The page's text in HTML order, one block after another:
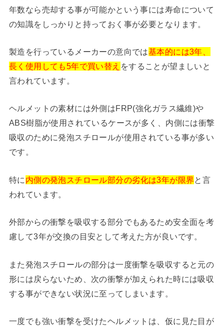
年数なら売却する事が可能かという事には寿命について
の知識をしっかりと持っておく事が必要となります。
製造を行っているメーカーの意向では基本的には3年、
長く使用しても5年で買い替え をすることが望ましいと
言われています。
ヘルメットの素材には外側はFRP(強化ガラス繊維)や
ABS樹脂が使用されているケースが多く、内側には衝撃
吸収のために発泡スチロールが使用されている事が多い
です。
特に 内側の発泡スチロール部分の劣化は3年が限界と言
われています。
外部からの衝撃を吸収する部分でもあるため安全面を考
慮して3年が交換の目安として考えた方が良いです。
また発泡スチロールの部分は一度衝撃を吸収すると元の
形には戻らないため、次の衝撃が加えられた時には吸収
する事ができない状況に至ってしまいます。
一度でも強い衝撃を受けたヘルメットは、仮に見た目が